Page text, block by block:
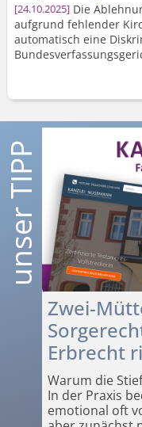
24.10.2025 Die
aufgrund fehlender
automatisch eine
Zwei-
Erbrecht
Warum die
In der Praxis
emotional oft